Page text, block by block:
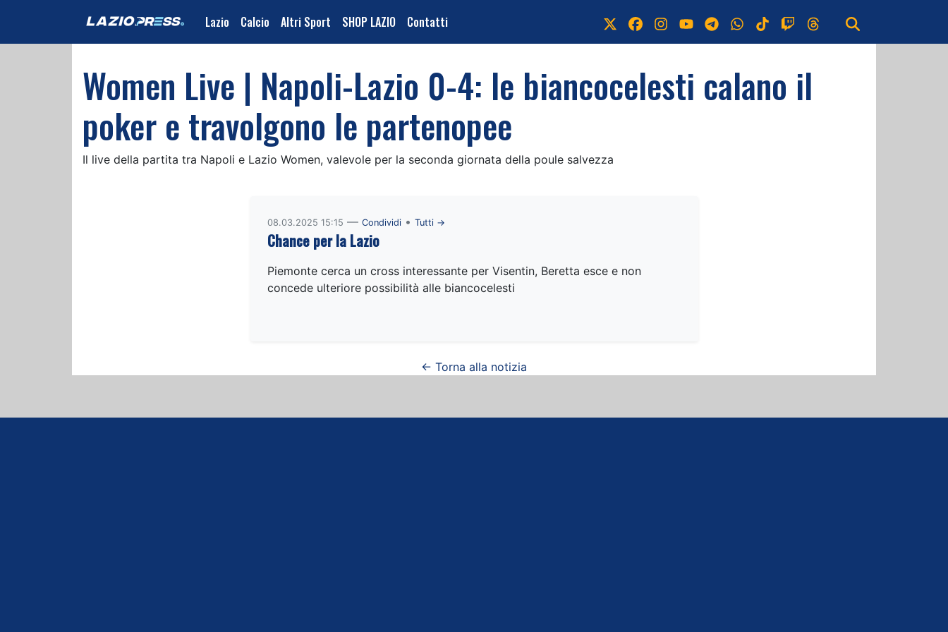
Lazio Calcio Altri Sport SHOP LAZIO Contatti
Women Live | Napoli-Lazio 0-4: le biancocelesti calano il
poker e travolgono le partenopee
Il live della partita tra Napoli e Lazio Women, valevole per la seconda giornata della poule salvezza
08.03.2025 15:15 — Condividi• Tutti →
Chance per la Lazio
Piemonte cerca un cross interessante per Visentin, Beretta esce e non
concede ulteriore possibilità alle biancocelesti
← Torna alla notizia